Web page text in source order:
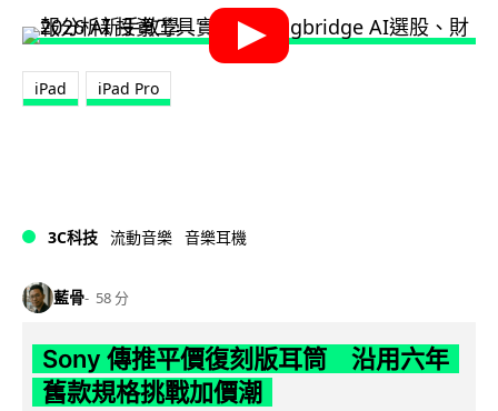
iPad iPad Pro
3C科技 流動音樂 音樂耳機
藍骨 58 分
Sony 傳推平價復刻版耳筒 沿用六年
舊款規格挑戰加價潮